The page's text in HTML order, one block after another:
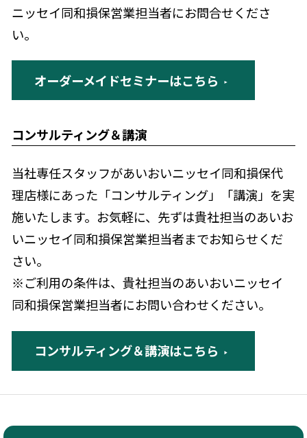
ニッセイ同和損保営業担当者にお問合せくださ
い。
オーダーメイドセミナーはこちら
コンサルティング＆講演
当社専任スタッフがあいおいニッセイ同和損保代
理店様にあった「コンサルティング」「講演」を実
施いたします。お気軽に、先ずは貴社担当のあいお
いニッセイ同和損保営業担当者までお知らせくだ
さい。
※ご利用の条件は、貴社担当のあいおいニッセイ
同和損保営業担当者にお問い合わせください。
コンサルティング＆講演はこちら